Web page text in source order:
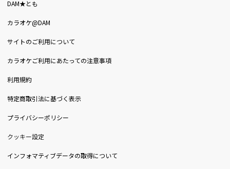
DAM★とも
カラオケ@DAM
サイトのご利用について
カラオケご利用にあたっての注意事項
利用規約
特定商取引法に基づく表示
プライバシーポリシー
クッキー設定
インフォマティブデータの取得について